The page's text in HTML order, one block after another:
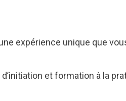
expérience unique que
et formation à la